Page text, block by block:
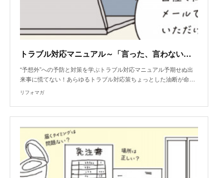
トラブル対応マニュアル～「言った、言わない」によるトラブル
“予想外”への予防と対策を学ぶトラブル対応マニュアル予期せぬ出
来事に慌てない！あらゆるトラブル対応策ちょっとした油断が命…
リフォマガ